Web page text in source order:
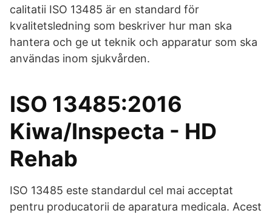
calitatii ISO 13485 är en standard för
kvalitetsledning som beskriver hur man ska
hantera och ge ut teknik och apparatur som ska
användas inom sjukvården.
ISO 13485:2016
Kiwa/Inspecta - HD
Rehab
ISO 13485 este standardul cel mai acceptat
pentru producatorii de aparatura medicala. Acest